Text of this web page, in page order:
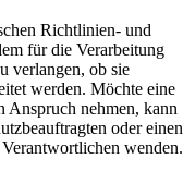
Richtlinien- und
für die Verarbeitung
verlangen, ob sie
werden. Möchte eine
Anspruch nehmen, kann
oder einen
wenden.